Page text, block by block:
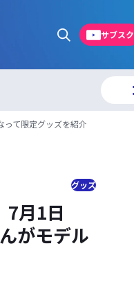
サブスク
って限定グッズを紹介
グッズ
7月1日
がモデル